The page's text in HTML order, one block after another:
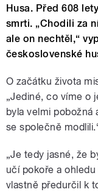
Husa. Před 608
smrti. „Chodili za
ale on nechtěl,“
československé
O začátku života
„Jediné, co víme o
byla velmi pobožná
se společně
„Je tedy jasné, že
učí pokoře a
vlastně předurčil k